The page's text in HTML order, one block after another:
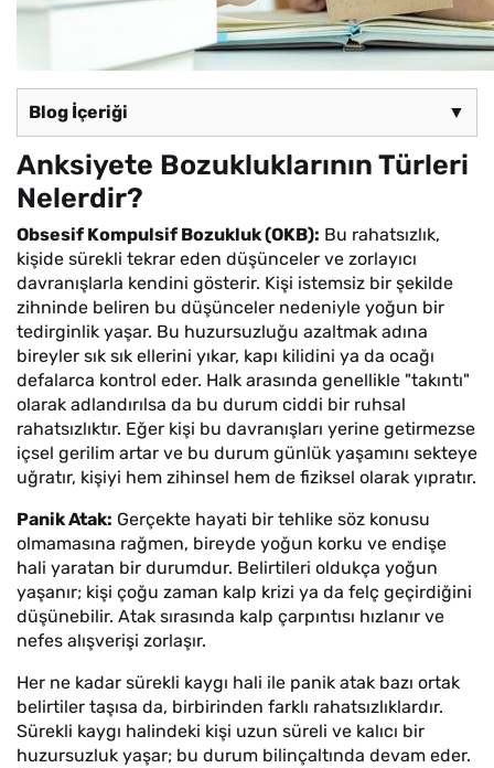
Blog İçeriği ▼
Anksiyete Bozukluklarının Türleri
Nelerdir?
Obsesif Kompulsif Bozukluk (OKB): Bu rahatsızlık,
kişide sürekli tekrar eden düşünceler ve zorlayıcı
davranışlarla kendini gösterir. Kişi istemsiz bir şekilde
zihninde beliren bu düşünceler nedeniyle yoğun bir
tedirginlik yaşar. Bu huzursuzluğu azaltmak adına
bireyler sık sık ellerini yıkar, kapı kilidini ya da ocağı
defalarca kontrol eder. Halk arasında genellikle "takıntı"
olarak adlandırılsa da bu durum ciddi bir ruhsal
rahatsızlıktır. Eğer kişi bu davranışları yerine getirmezse
içsel gerilim artar ve bu durum günlük yaşamını sekteye
uğratır, kişiyi hem zihinsel hem de fiziksel olarak yıpratır.
Panik Atak: Gerçekte hayati bir tehlike söz konusu
olmamasına rağmen, bireyde yoğun korku ve endişe
hali yaratan bir durumdur. Belirtileri oldukça yoğun
yaşanır; kişi çoğu zaman kalp krizi ya da felç geçirdiğini
düşünebilir. Atak sırasında kalp çarpıntısı hızlanır ve
nefes alışverişi zorlaşır.
Her ne kadar sürekli kaygı hali ile panik atak bazı ortak
belirtiler taşısa da, birbirinden farklı rahatsızlıklardır.
Sürekli kaygı halindeki kişi uzun süreli ve kalıcı bir
huzursuzluk yaşar; bu durum bilinçaltında devam eder.